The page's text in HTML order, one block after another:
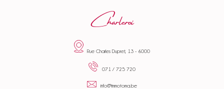
Charleroi
Rue Charles Dupret, 13 - 6000
071 / 725 720
info@immotoma.be